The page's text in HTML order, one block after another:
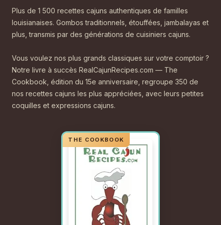
Plus de 1 500 recettes cajuns authentiques de familles
louisianaises. Gombos traditionnels, étouffées, jambalayas et
plus, transmis par des générations de cuisiniers cajuns.
Vous voulez nos plus grands classiques sur votre comptoir ?
Notre livre à succès RealCajunRecipes.com — The
Cookbook, édition du 15e anniversaire, regroupe 350 de
nos recettes cajuns les plus appréciées, avec leurs petites
coquilles et expressions cajuns.